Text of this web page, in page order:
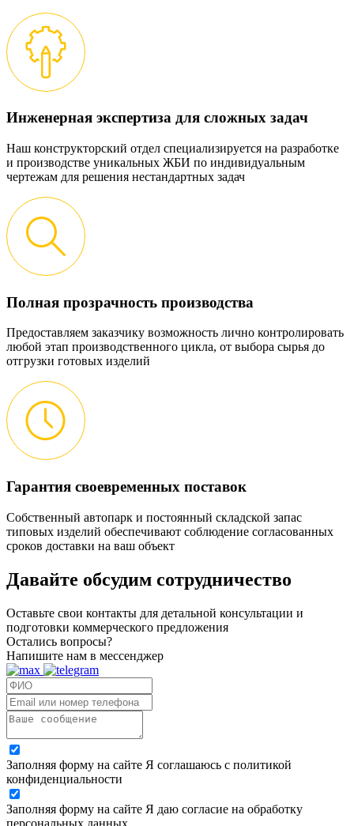
Инженерная экспертиза для сложных задач
Наш конструкторский отдел специализируется на разработке
и производстве уникальных ЖБИ по индивидуальным
чертежам для решения нестандартных задач
Полная прозрачность производства
Предоставляем заказчику возможность лично контролировать
любой этап производственного цикла, от выбора сырья до
отгрузки готовых изделий
Гарантия своевременных поставок
Собственный автопарк и постоянный складской запас
типовых изделий обеспечивают соблюдение согласованных
сроков доставки на ваш объект
Давайте обсудим сотрудничество
Оставьте свои контакты для детальной консультации и
подготовки коммерческого предложения
Остались вопросы?
Напишите нам в мессенджер
Заполняя форму на сайте Я соглашаюсь с политикой
конфиденциальности
Заполняя форму на сайте Я даю согласие на обработку
персональных данных.